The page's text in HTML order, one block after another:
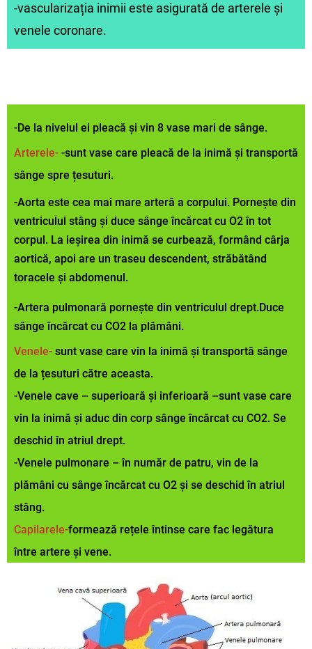
-vascularizația inimii este asigurată de arterele și
venele coronare.
-De la nivelul ei pleacă și vin 8 vase mari de sânge.
Arterele- -sunt vase care pleacă de la inimă și transportă
sânge spre țesuturi.
-Aorta este cea mai mare arteră a corpului. Pornește din
ventriculul stâng și duce sânge încărcat cu O2 în tot
corpul. La ieșirea din inimă se curbează, formând cârja
aortică, apoi are un traseu descendent, străbătând
toracele și abdomenul.
-Artera pulmonară pornește din ventriculul drept.Duce
sânge încărcat cu CO2 la plămâni.
Venele- sunt vase care vin la inimă și transportă sânge
de la țesuturi către aceasta.
-Venele cave – superioară și inferioară –sunt vase care
vin la inimă și aduc din corp sânge încărcat cu CO2. Se
deschid în atriul drept.
-Venele pulmonare – în număr de patru, vin de la
plămâni cu sânge încărcat cu O2 și se deschid în atriul
stâng.
Capilarele-formează rețele întinse care fac legătura
între artere și vene.